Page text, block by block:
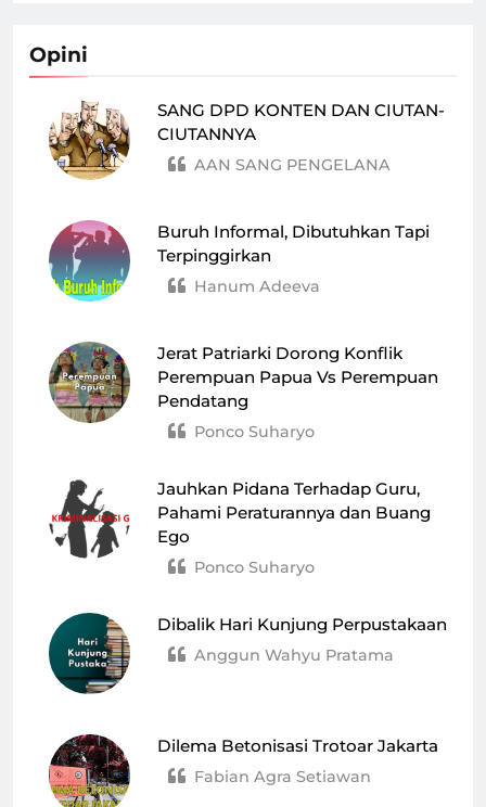
Opini
SANG DPD KONTEN DAN CIUTAN-
CIUTANNYA
AAN SANG PENGELANA
Buruh Informal, Dibutuhkan Tapi
Terpinggirkan
Hanum Adeeva
Jerat Patriarki Dorong Konflik
Perempuan Papua Vs Perempuan
Pendatang
Ponco Suharyo
Jauhkan Pidana Terhadap Guru,
Pahami Peraturannya dan Buang
Ego
Ponco Suharyo
Dibalik Hari Kunjung Perpustakaan
Anggun Wahyu Pratama
Dilema Betonisasi Trotoar Jakarta
Fabian Agra Setiawan